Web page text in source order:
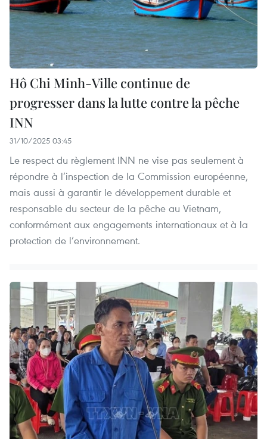
Hô Chi Minh-Ville continue de
progresser dans la lutte contre la pêche
INN
31/10/2025 03:45
Le respect du règlement INN ne vise pas seulement à
répondre à l’inspection de la Commission européenne,
mais aussi à garantir le développement durable et
responsable du secteur de la pêche au Vietnam,
conformément aux engagements internationaux et à la
protection de l’environnement.